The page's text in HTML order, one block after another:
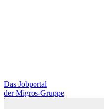
Das Jobportal
der Migros-Gruppe